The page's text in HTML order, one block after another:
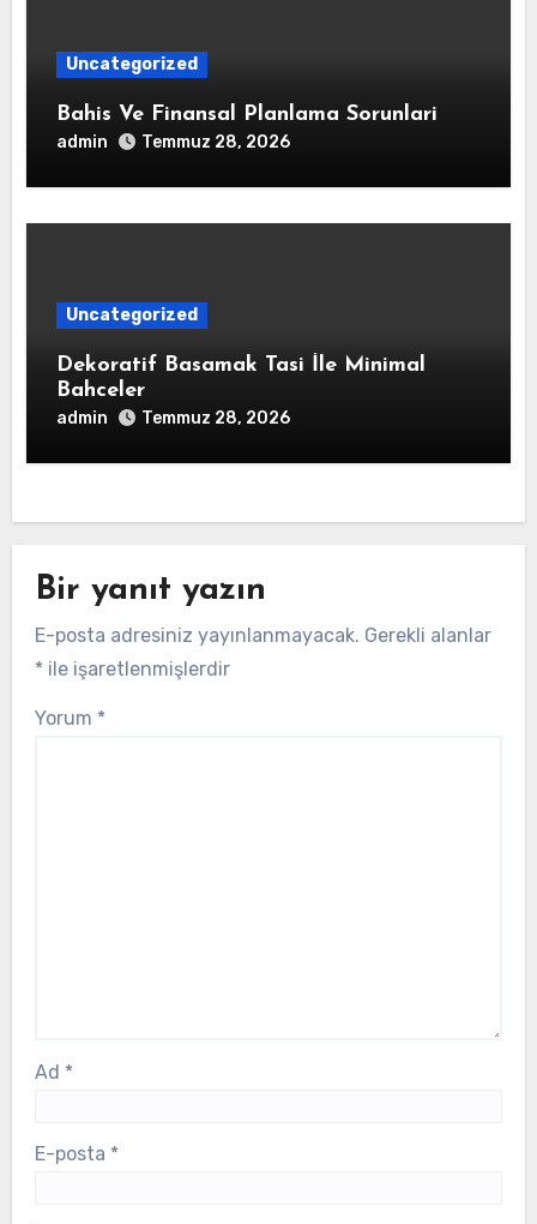
Uncategorized
Bahis Ve Finansal Planlama Sorunlari
admin Temmuz 28, 2026
Uncategorized
Dekoratif Basamak Tasi İle Minimal
Bahceler
admin Temmuz 28, 2026
Bir yanıt yazın
E-posta adresiniz yayınlanmayacak. Gerekli alanlar
* ile işaretlenmişlerdir
Yorum *
Ad *
E-posta *